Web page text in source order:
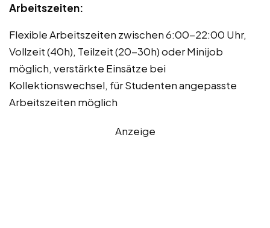
Arbeitszeiten:
Flexible Arbeitszeiten zwischen 6:00-22:00 Uhr,
Vollzeit (40h), Teilzeit (20-30h) oder Minijob
möglich, verstärkte Einsätze bei
Kollektionswechsel, für Studenten angepasste
Arbeitszeiten möglich
Anzeige